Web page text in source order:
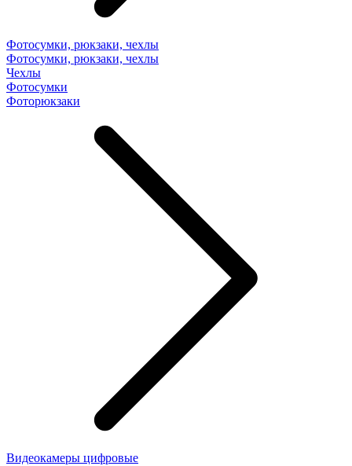
Фотосумки, рюкзаки, чехлы
Фотосумки, рюкзаки, чехлы
Чехлы
Фотосумки
Фоторюкзаки
Видеокамеры цифровые